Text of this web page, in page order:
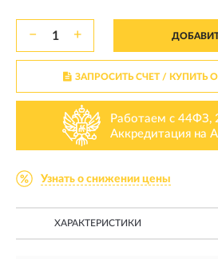
− +
ЗАПРОСИТЬ СЧЕТ / КУПИТЬ
Работаем с 44ФЗ,
Аккредитация на
Узнать о снижении цены
ХАРАКТЕРИСТИКИ